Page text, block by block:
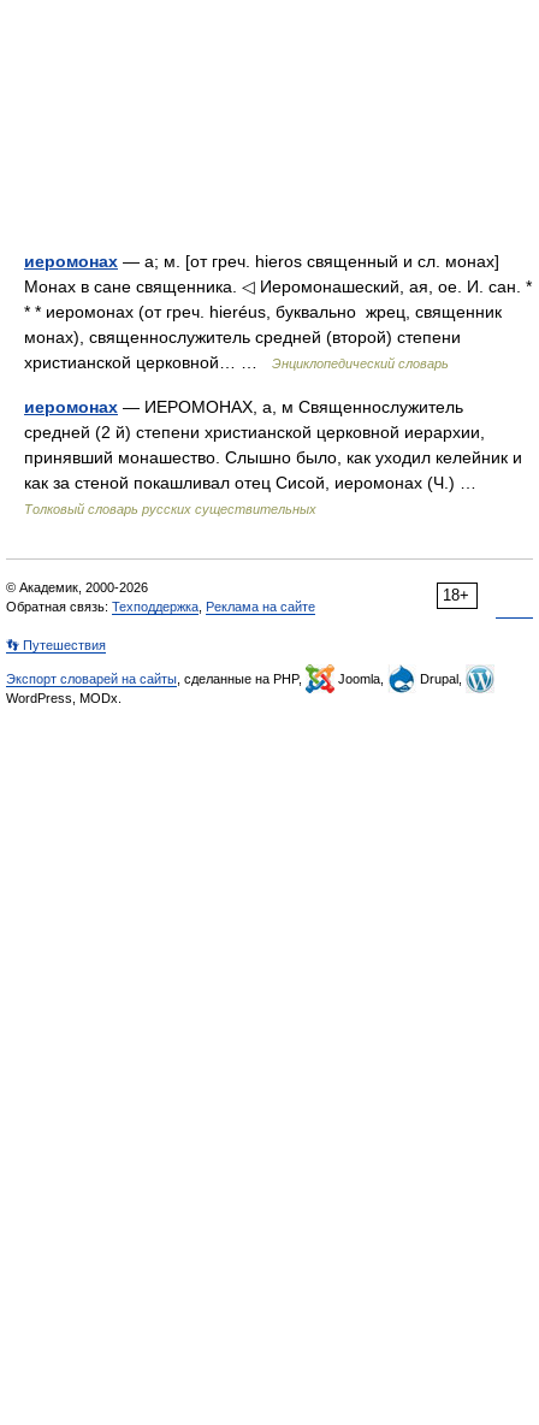
иеромонах — а; м. [от греч. hieros священный и сл. монах]
Монах в сане священника. ◁ Иеромонашеский, ая, ое. И. сан. *
* * иеромонах (от греч. hieréus, буквально жрец, священник
монах), священнослужитель средней (второй) степени
христианской церковной… …
Энциклопедический словарь
иеромонах — ИЕРОМОНАХ, а, м Священнослужитель
средней (2 й) степени христианской церковной иерархии,
принявший монашество. Слышно было, как уходил келейник и
как за стеной покашливал отец Сисой, иеромонах (Ч.) …
Толковый словарь русских существительных
18+
© Академик, 2000-2026
Обратная связь: Техподдержка Реклама на сайте
👣 Путешествия
Экспорт словарей на сайты , сделанные на PHP, Joomla,
Drupal,
WordPress, MODx.